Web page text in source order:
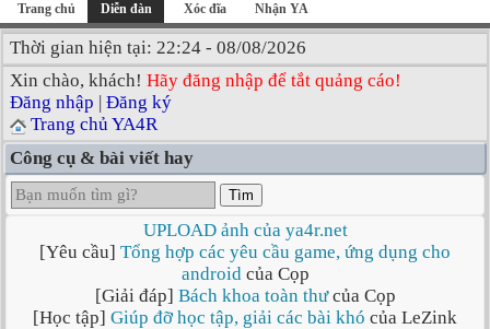
Trang chủ Diễn đàn Xóc đĩa Nhận YA
Thời gian hiện tại: 22:24 - 08/08/2026
Xin chào, khách! Hãy đăng nhập để tắt quảng cáo!
Đăng nhập | Đăng ký
Trang chủ YA4R
Công cụ & bài viết hay
Tìm
UPLOAD ảnh của ya4r.net
[Yêu cầu] Tổng hợp các yêu cầu game, ứng dụng cho
androidcủa Cọp
[Giải đáp] Bách khoa toàn thưcủa Cọp
[Học tập] Giúp đỡ học tập, giải các bài khó của LeZink